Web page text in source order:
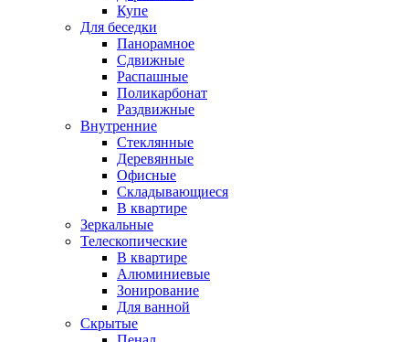
Купе
Для беседки
Панорамное
Сдвижные
Распашные
Поликарбонат
Раздвижные
Внутренние
Стеклянные
Деревянные
Офисные
Складывающиеся
В квартире
Зеркальные
Телескопические
В квартире
Алюминиевые
Зонирование
Для ванной
Скрытые